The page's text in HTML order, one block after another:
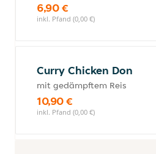
6,90 €
inkl. Pfand (0,00 €)
Curry Chicken Don
mit gedämpftem Reis
10,90 €
inkl. Pfand (0,00 €)